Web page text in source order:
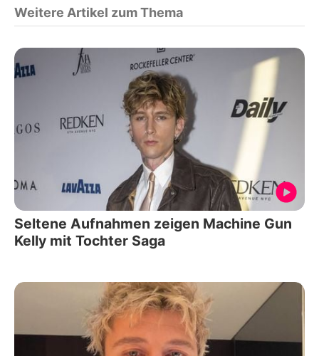
Weitere Artikel zum Thema
Seltene Aufnahmen zeigen Machine Gun
Kelly mit Tochter Saga